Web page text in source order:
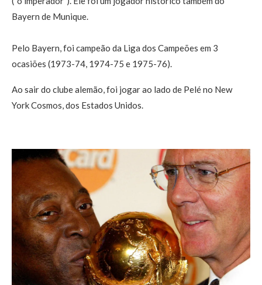
Bayern de Munique.
Pelo Bayern, foi campeão da Liga dos Campeões em 3
ocasiões (1973-74, 1974-75 e 1975-76).
Ao sair do clube alemão, foi jogar ao lado de Pelé no New
York Cosmos, dos Estados Unidos.